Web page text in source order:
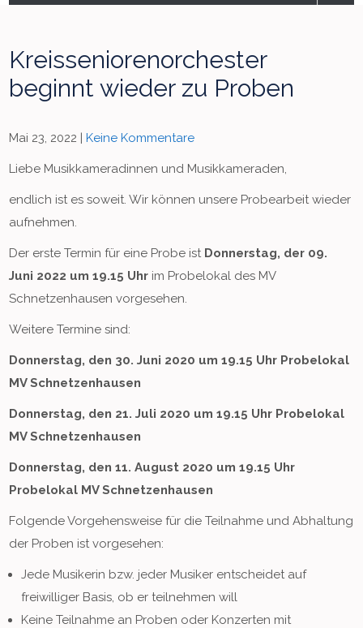
Kreisseniorenorchester
beginnt wieder zu Proben
Mai 23, 2022 |Keine Kommentare
Liebe Musikkameradinnen und Musikkameraden,
endlich ist es soweit. Wir können unsere Probearbeit wieder
aufnehmen.
Der erste Termin für eine Probe ist Donnerstag, der 09.
Juni 2022 um 19.15 Uhr im Probelokal des MV
Schnetzenhausen vorgesehen.
Weitere Termine sind:
Donnerstag, den 30. Juni 2020 um 19.15 Uhr Probelokal
MV Schnetzenhausen
Donnerstag, den 21. Juli 2020 um 19.15 Uhr Probelokal
MV Schnetzenhausen
Donnerstag, den 11. August 2020 um 19.15 Uhr
Probelokal MV Schnetzenhausen
Folgende Vorgehensweise für die Teilnahme und Abhaltung
der Proben ist vorgesehen:
Jede Musikerin bzw. jeder Musiker entscheidet auf
freiwilliger Basis, ob er teilnehmen will
Keine Teilnahme an Proben oder Konzerten mit